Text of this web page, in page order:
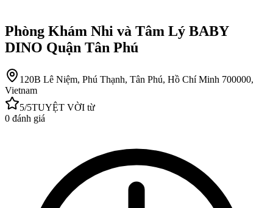
Phòng Khám Nhi và Tâm Lý BABY
DINO Quận Tân Phú
120B Lê Niệm, Phú Thạnh, Tân Phú, Hồ Chí Minh 700000,
Vietnam
5/5TUYỆT VỜI từ
0 đánh giá